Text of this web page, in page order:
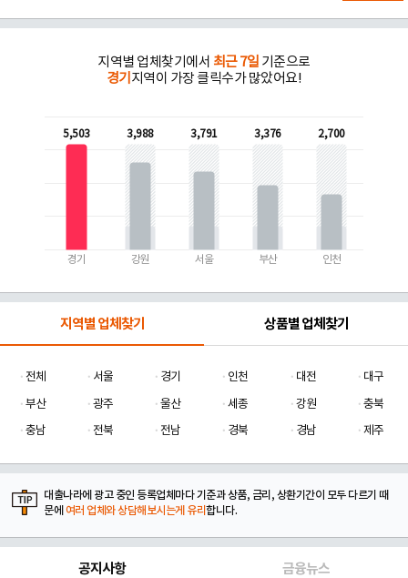
지역별 업체찾기에서 최근 7일 기준으로
경기 지역이 가장 클릭수가 많았어요!
5,503
경기
3,988
강원
3,791
서울
3,376
부산
2,700
인천
지역별 업체찾기 상품별 업체찾기
전체 서울 경기 인천 대전
대구
부산
광주 울산 세종 강원
충북
충남
전북 전남 경북 경남 제주
대출나라에 광고 중인 등록업체마다 기준과 상품, 금리, 상환기간이 모두 다르기 때
문에 여러 업체와 상담해보시는게 유리합니다.
공지사항 금융뉴스